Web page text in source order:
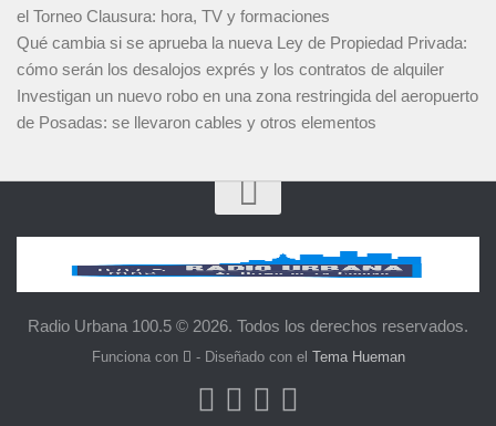
el Torneo Clausura: hora, TV y formaciones
Qué cambia si se aprueba la nueva Ley de Propiedad Privada:
cómo serán los desalojos exprés y los contratos de alquiler
Investigan un nuevo robo en una zona restringida del aeropuerto
de Posadas: se llevaron cables y otros elementos
Radio Urbana 100.5 © 2026. Todos los derechos reservados.
Funciona con - Diseñado con el Tema Hueman